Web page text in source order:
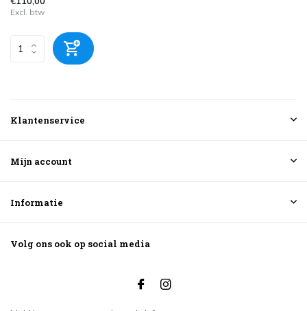
Excl. btw
Klantenservice
Mijn account
Informatie
Volg ons ook op social media